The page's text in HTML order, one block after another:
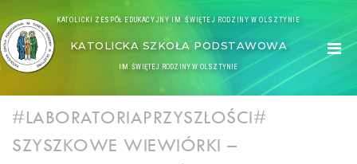
KATOLICKI ZESPÓŁ EDUKACYJNY IM. ŚWIĘTEJ RODZINY W OLSZTYNIE
KATOLICKA SZKOŁA PODSTAWOWA
IM. ŚWIĘTEJ RODZINY W OLSZTYNIE
#LABORATORIAPRZYSZŁOŚCI#
SZYSZKOWE WIEWIÓRKI –